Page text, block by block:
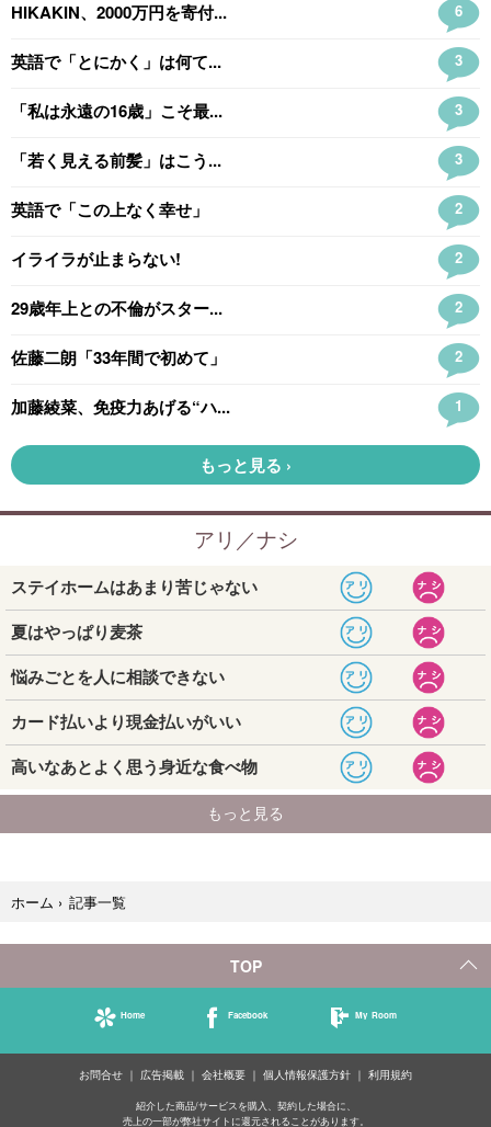
ホーム › 記事一覧
TOP
Home Facebook My Room
お問合せ 広告掲載 会社概要 個人情報保護方針 利用規約
紹介した商品/サービスを購入、契約した場合に、
売上の一部が弊社サイトに還元されることがあります。